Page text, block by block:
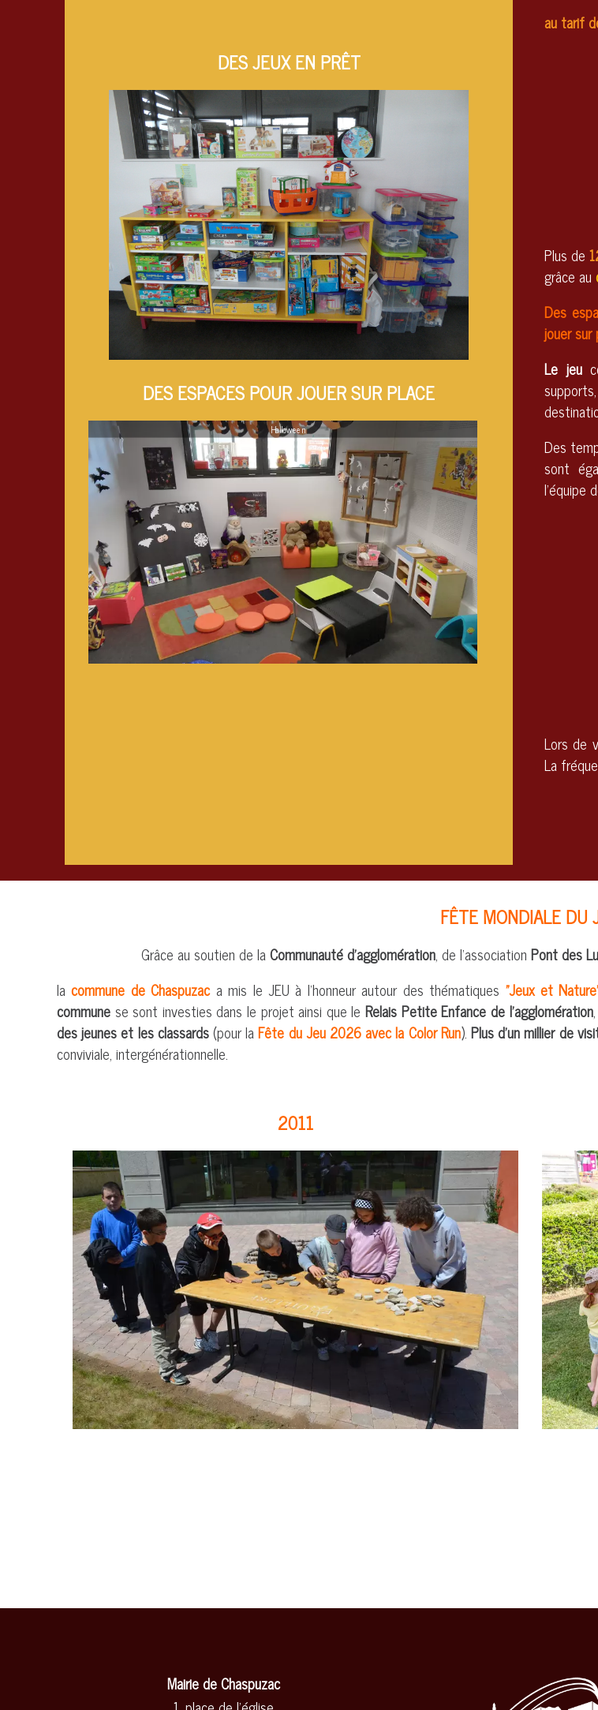
DES JEUX EN PRÊT
DES ESPACES POUR JOUER SUR PLACE
Halloween
au tarif
Plus de
grâce au
Des
jouer
Le jeu
Des
sont
l'équipe
Lors de
La
FÊTE MONDIALE DU
Grâce au soutien de laCommunauté d'agglomération, de l'association Pont des
lacommune de Chaspuzaca mis le JEU à l'honneur autour des thématiques "Jeux et
commune se sont investies dans le projet ainsi que leRelais Petite Enfance de l'agglomération
des jeunes et lesclassards(pour laFête du Jeu 2026 avec la Color Run).Plus d'un millier de
conviviale, intergénérationnelle.
2011
Mairie de Chaspuzac